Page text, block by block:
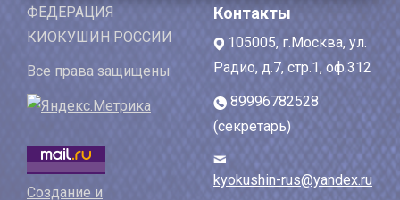
ФЕДЕРАЦИЯ
КИОКУШИН РОССИИ
Все права защищены
Создание и
Контакты
105005, г.Москва, ул.
Радио, д.7, стр.1, оф.312
89996782528
(секретарь)
kyokushin-rus@yandex.ru